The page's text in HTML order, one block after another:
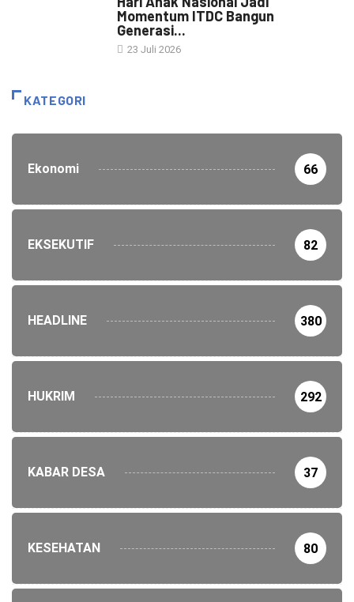
Momentum ITDC Bangun
Generasi...
23 Juli 2026
KATEGORI
Ekonomi 66
EKSEKUTIF 82
HEADLINE 380
HUKRIM 292
KABAR DESA 37
KESEHATAN 80